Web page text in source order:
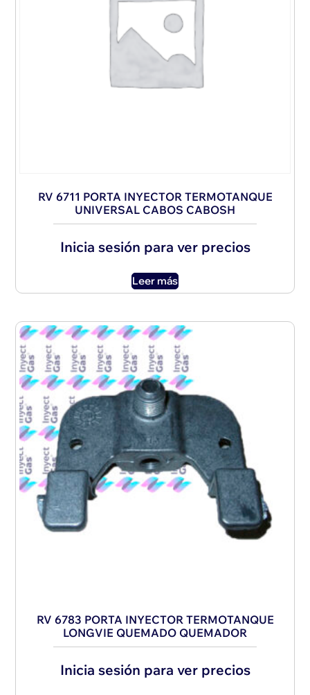
RV 6711 PORTA INYECTOR TERMOTANQUE
UNIVERSAL CABOS CABOSH
Inicia sesión para ver precios
Leer más
RV 6783 PORTA INYECTOR TERMOTANQUE
LONGVIE QUEMADO QUEMADOR
Inicia sesión para ver precios